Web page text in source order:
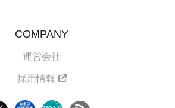
COMPANY
運営会社
採用情報